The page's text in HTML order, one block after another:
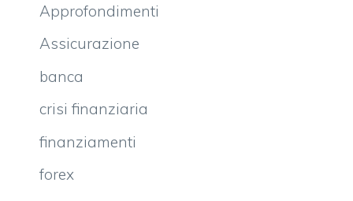
Approfondimenti
Assicurazione
banca
crisi finanziaria
finanziamenti
forex